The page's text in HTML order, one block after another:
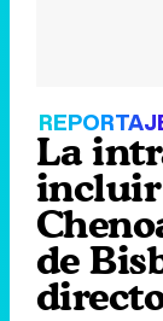
La
incluir
de